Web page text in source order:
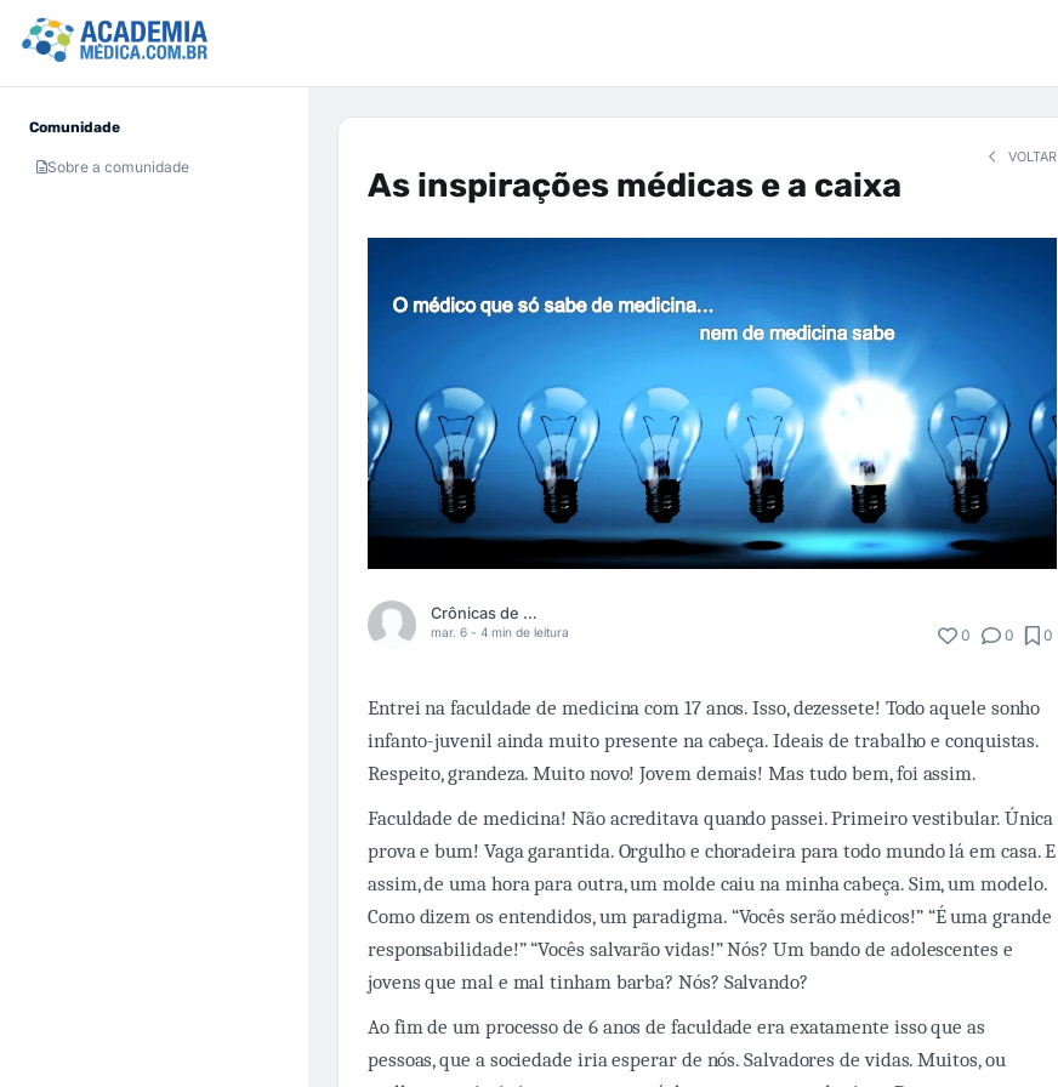
Comunidade
Sobre a comunidade
VOLTAR
As inspirações médicas e a caixa
Crônicas de Anestesia
mar. 6 - 4 min de leitura 0 0 0
Entrei na faculdade de medicina com 17 anos. Isso, dezessete! Todo aquele sonho
infanto-juvenil ainda muito presente na cabeça. Ideais de trabalho e conquistas.
Respeito, grandeza. Muito novo! Jovem demais! Mas tudo bem, foi assim.
Faculdade de medicina! Não acreditava quando passei. Primeiro vestibular. Única
prova e bum! Vaga garantida. Orgulho e choradeira para todo mundo lá em casa. E
assim, de uma hora para outra, um molde caiu na minha cabeça. Sim, um modelo.
Como dizem os entendidos, um paradigma. “Vocês serão médicos!” “É uma grande
responsabilidade!” “Vocês salvarão vidas!” Nós? Um bando de adolescentes e
jovens que mal e mal tinham barba? Nós? Salvando?
Ao fim de um processo de 6 anos de faculdade era exatamente isso que as
pessoas, que a sociedade iria esperar de nós. Salvadores de vidas. Muitos, ou